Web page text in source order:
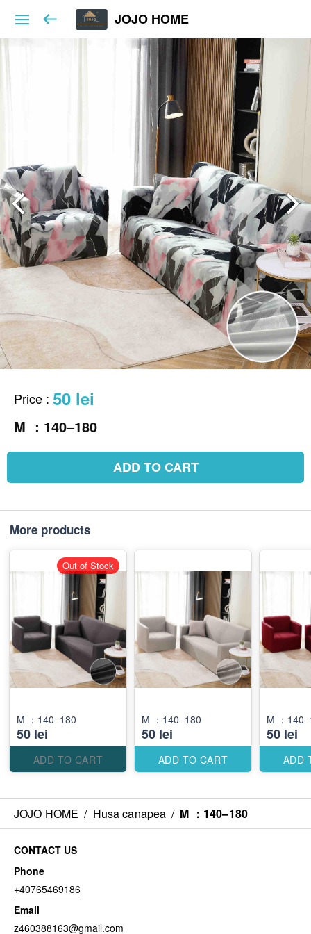
JOJO HOME
Price : 50 lei
M ：140–180
ADD TO CART
More products
M ：140–180
50 lei
ADD TO CART
Out of Stock
M ：140–180
50 lei
ADD TO CART
M ：
50 lei
ADD
JOJO HOME / Husa canapea / M ：140–180
CONTACT US
Phone
+40765469186
Email
z460388163@gmail.com